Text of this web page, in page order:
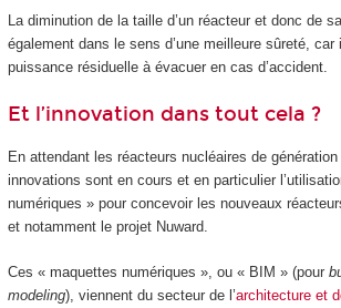
La diminution de la taille d’un réacteur et donc de
également dans le sens d’une meilleure sûreté,
puissance résiduelle à évacuer en cas d’accident.
Et l’innovation dans tout cela ?
En attendant les réacteurs nucléaires de génération
innovations sont en cours et en particulier
numériques » pour concevoir les nouveaux
et notamment le projet Nuward.
Ces « maquettes numériques », ou « BIM » (pour
modeling), viennent du secteur de l’architecture et